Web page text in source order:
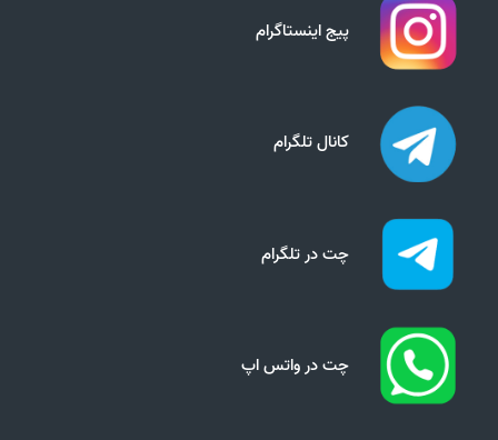
پیج اینستاگرام
کانال تلگرام
چت در تلگرام
چت در واتس اپ